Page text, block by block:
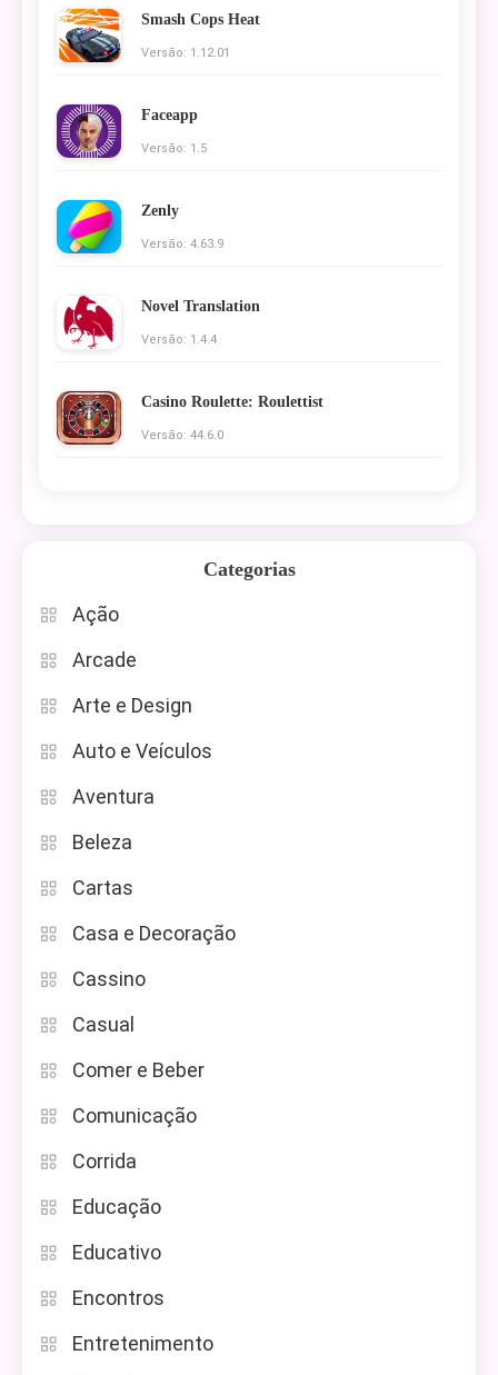
Smash Cops Heat
Versão: 1.12.01
Faceapp
Versão: 1.5
Zenly
Versão: 4.63.9
Novel Translation
Versão: 1.4.4
Casino Roulette: Roulettist
Versão: 44.6.0
Categorias
Ação
Arcade
Arte e Design
Auto e Veículos
Aventura
Beleza
Cartas
Casa e Decoração
Cassino
Casual
Comer e Beber
Comunicação
Corrida
Educação
Educativo
Encontros
Entretenimento